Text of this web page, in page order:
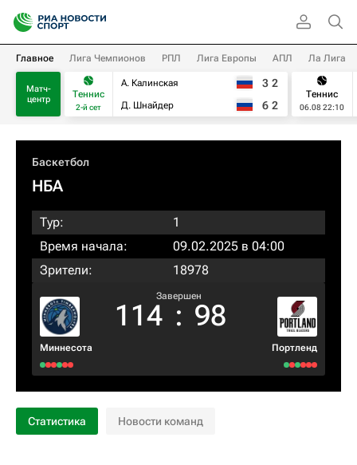
Главное Лига Чемпионов РПЛ Лига Европы АПЛ Ла Лига
Матч-
центр
Теннис
2-й сет
А. Калинская
Д. Шнайдер
3 2
6 2
Теннис
06.08 22:10
Баскетбол
НБА
Тур:
1
Время начала:
09.02.2025 в 04:00
Зрители:
18978
Миннесота
Завершен
114 : 98
Портленд
Статистика Новости команд